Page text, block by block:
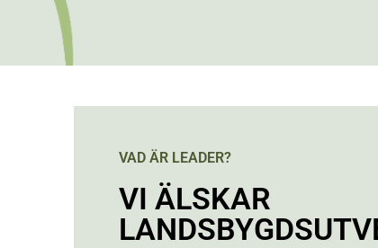
VAD ÄR LEADER?
VI ÄLSKAR